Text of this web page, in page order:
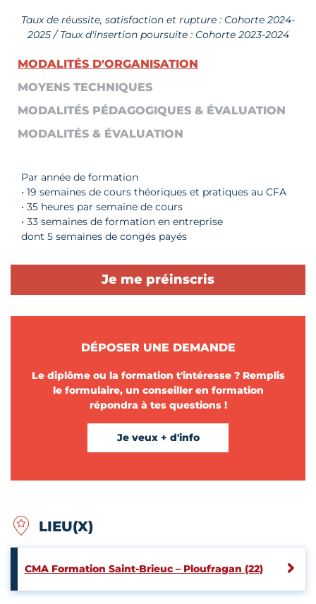
Taux de réussite, satisfaction et rupture : Cohorte 2024-
2025 / Taux d'insertion poursuite : Cohorte 2023-2024
MODALITÉS D'ORGANISATION
MOYENS TECHNIQUES
MODALITÉS PÉDAGOGIQUES & ÉVALUATION
MODALITÉS & ÉVALUATION
Par année de formation
• 19 semaines de cours théoriques et pratiques au CFA
• 35 heures par semaine de cours
• 33 semaines de formation en entreprise
dont 5 semaines de congés payés
Je me préinscris
DÉPOSER UNE DEMANDE
Le diplôme ou la formation t'intéresse ? Remplis
le formulaire, un conseiller en formation
répondra à tes questions !
Je veux + d'info
LIEU(X)
CMA Formation Saint-Brieuc – Ploufragan (22)